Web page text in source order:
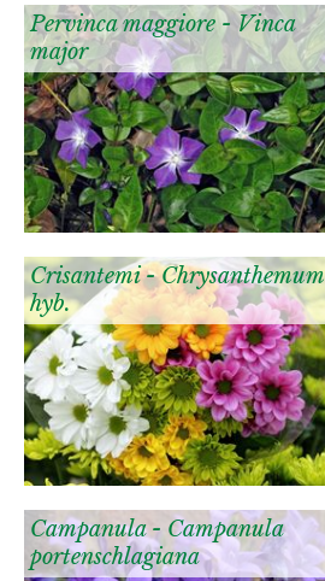
Pervinca maggiore - Vinca
major
Crisantemi - Chrysanthemum
hyb.
Campanula - Campanula
portenschlagiana